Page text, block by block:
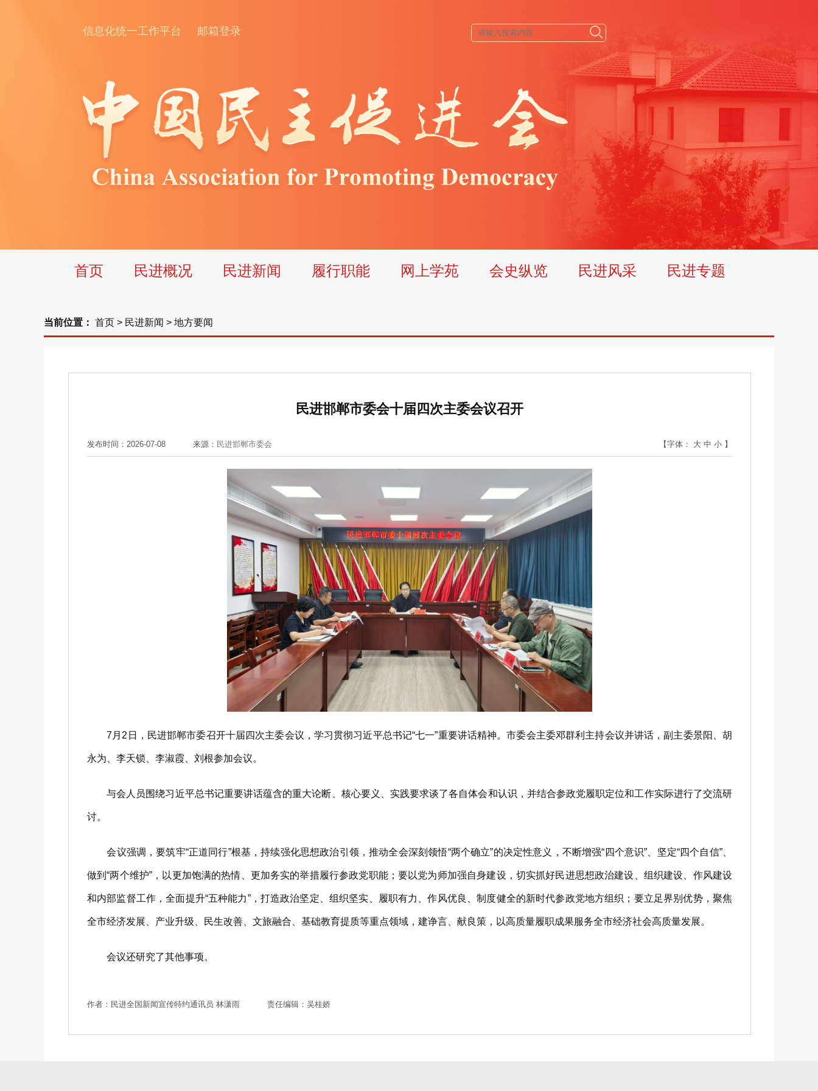
信息化统一工作平台 邮箱登录
首页 民进概况 民进新闻 履行职能 网上学苑 会史纵览 民进风采 民进专题
当前位置： 首页 > 民进新闻 > 地方要闻
民进邯郸市委会十届四次主委会议召开
发布时间：2026-07-08 来源： 民进邯郸市委会 【字体： 大 中 小 】
7月2日，民进邯郸市委召开十届四次主委会议，学习贯彻习近平总书记“七一”重要讲话精神。市委会主委邓群利主持会议并讲话，副主委景阳、胡
永为、李天锁、李淑霞、刘根参加会议。
与会人员围绕习近平总书记重要讲话蕴含的重大论断、核心要义、实践要求谈了各自体会和认识，并结合参政党履职定位和工作实际进行了交流研
讨。
会议强调，要筑牢“正道同行”根基，持续强化思想政治引领，推动全会深刻领悟“两个确立”的决定性意义，不断增强“四个意识”、坚定“四个自信”、
做到“两个维护”，以更加饱满的热情、更加务实的举措履行参政党职能；要以党为师加强自身建设，切实抓好民进思想政治建设、组织建设、作风建设
和内部监督工作，全面提升“五种能力”，打造政治坚定、组织坚实、履职有力、作风优良、制度健全的新时代参政党地方组织；要立足界别优势，聚焦
全市经济发展、产业升级、民生改善、文旅融合、基础教育提质等重点领域，建诤言、献良策，以高质量履职成果服务全市经济社会高质量发展。
会议还研究了其他事项。
作者：民进全国新闻宣传特约通讯员 林潇雨 责任编辑：吴桂娇